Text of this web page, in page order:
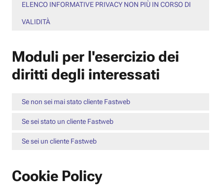
ELENCO INFORMATIVE PRIVACY NON PIÙ IN CORSO DI
VALIDITÀ
Moduli per l'esercizio dei
diritti degli interessati
Se non sei mai stato cliente Fastweb
Se sei stato un cliente Fastweb
Se sei un cliente Fastweb
Cookie Policy